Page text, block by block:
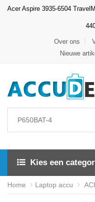
Acer Aspire 3935-6504
Over ons
Nieuwe
Kies een
Home Laptop accu